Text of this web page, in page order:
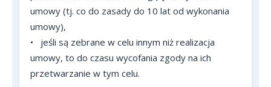
umowy (tj. co do zasady do 10 lat od wykonania
umowy),
•
jeśli są zebrane w celu innym niż realizacja
umowy, to do czasu wycofania zgody na ich
przetwarzanie w tym celu.